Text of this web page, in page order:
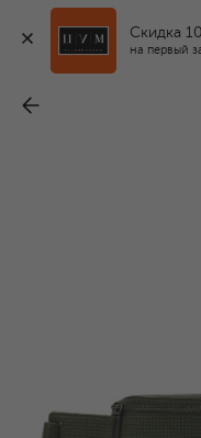
Скидка
на первый